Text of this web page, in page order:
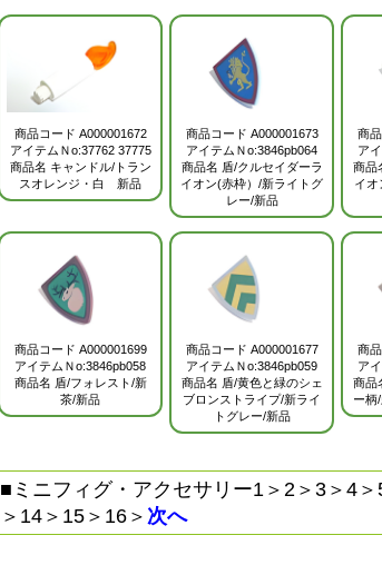
商品コード A000001672
アイテムＮo:37762 37775
商品名 キャンドル/トラン
スオレンジ・白 新品
商品コード A000001673
アイテムＮo:3846pb064
商品名 盾/クルセイダーラ
イオン(赤枠）/新ライトグ
レー/新品
商
ア
商品
イオ
商品コード A000001699
アイテムＮo:3846pb058
商品名 盾/フォレスト/新
茶/新品
商品コード A000001677
アイテムＮo:3846pb059
商品名 盾/黄色と緑のシェ
ブロンストライプ/新ライ
トグレー/新品
商
ア
商品
ー柄
■ ミニフィグ・アクセサリー1 ＞ 2 ＞ 3 ＞ 4 ＞
＞ 14 ＞ 15 ＞ 16 ＞ 次へ